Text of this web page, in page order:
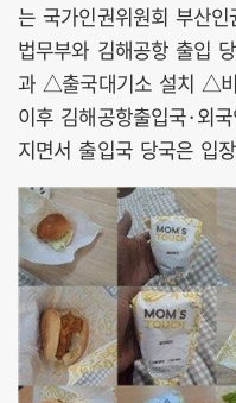
는 국가인권위원회 부산
법무부와 김해공항 출입
과 △출국대기소 설치 △
이후 김해공항출입국·외
지면서 출입국 당국은 입